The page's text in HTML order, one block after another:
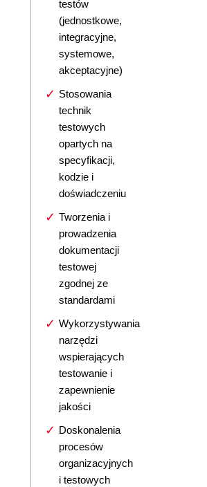
testów
(jednostkowe,
integracyjne,
systemowe,
akceptacyjne)
Stosowania
technik
testowych
opartych na
specyfikacji,
kodzie i
doświadczeniu
Tworzenia i
prowadzenia
dokumentacji
testowej
zgodnej ze
standardami
Wykorzystywania
narzędzi
wspierających
testowanie i
zapewnienie
jakości
Doskonalenia
procesów
organizacyjnych
i testowych